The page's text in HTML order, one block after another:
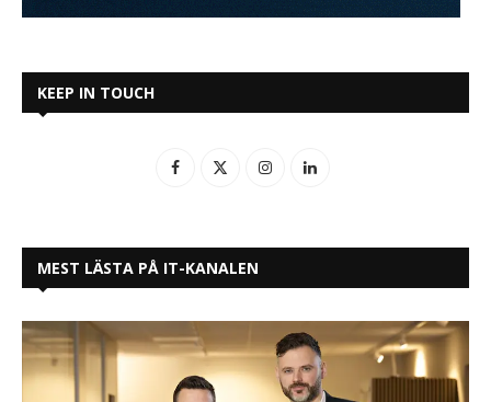
KEEP IN TOUCH
MEST LÄSTA PÅ IT-KANALEN